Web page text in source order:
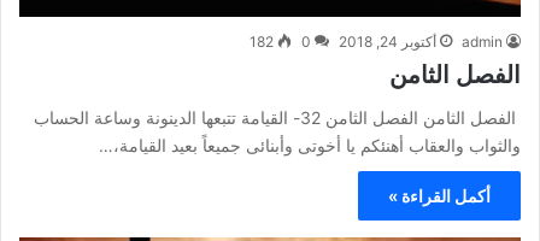
admin أكتوبر 24, 2018 0
182
الفصل الثامن
الفصل الثامن الفصل الثامن 32- القيامة تتبعها الدينونة وساعة الحساب
والثواب والعقاب أهنئكم يا أخوتى وأبنائى جميعاً بعيد القيامة،…
أكمل القراءة »